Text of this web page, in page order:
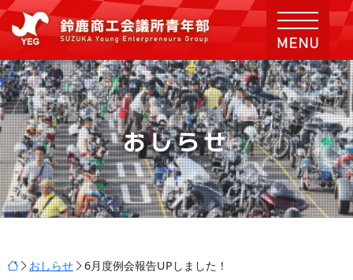
おしらせ
おしらせ 6月度例会報告UPしました！